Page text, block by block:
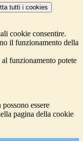
tutti i cookies
cookie consentire.
il funzionamento della
funzionamento potete
essere
pagina della cookie